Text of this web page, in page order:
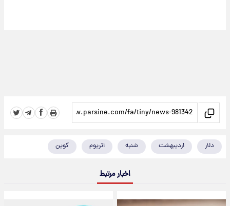
دلار اردیبهشت شنبه اتریوم کوین
اخبار مرتبط